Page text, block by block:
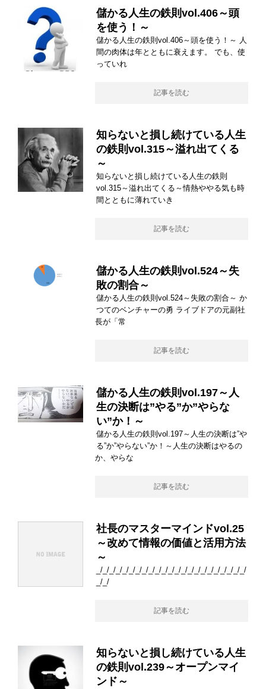
儲かる人生の鉄則vol.406～頭
を使う！～
儲かる人生の鉄則vol.406～頭を使う！～ 人
間の肉体は年とともに衰えます。 でも、使
っていれ
記事を読む
知らないと損し続けている人生
の鉄則vol.315～溢れ出てくる
～
知らないと損し続けている人生の鉄則
vol.315～溢れ出てくる～情熱ややる気も時
間とともに薄れていき
記事を読む
儲かる人生の鉄則vol.524～失
敗の割合～
儲かる人生の鉄則vol.524～失敗の割合～ か
つてのベンチャーの勇 ライブドアの元副社
長が「常
記事を読む
儲かる人生の鉄則vol.197～人
生の決断は”やる”か”やらな
い”か！～
儲かる人生の鉄則vol.197～人生の決断は”や
る”か”やらない”か！～人生の決断はやるの
か、やらな
記事を読む
社長のマスターマインドvol.25
～改めて情報の価値と活用方法
～
_/_/_/_/_/_/_/_/_/_/_/_/_/_/_/_/_/_/_/_/_/_/_/
_/_/
記事を読む
知らないと損し続けている人生
の鉄則vol.239～オープンマイ
ンド～